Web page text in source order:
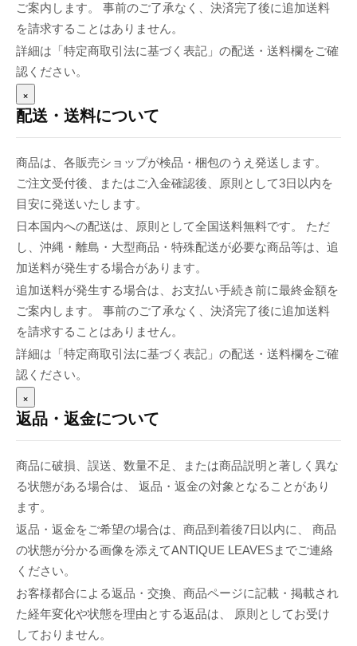
ご案内します。 事前のご了承なく、決済完了後に追加送料
を請求することはありません。
詳細は「特定商取引法に基づく表記」の配送・送料欄をご確
認ください。
×
配送・送料について
商品は、各販売ショップが検品・梱包のうえ発送します。
ご注文受付後、またはご入金確認後、原則として3日以内を
目安に発送いたします。
日本国内への配送は、原則として全国送料無料です。 ただ
し、沖縄・離島・大型商品・特殊配送が必要な商品等は、追
加送料が発生する場合があります。
追加送料が発生する場合は、お支払い手続き前に最終金額を
ご案内します。 事前のご了承なく、決済完了後に追加送料
を請求することはありません。
詳細は「特定商取引法に基づく表記」の配送・送料欄をご確
認ください。
×
返品・返金について
商品に破損、誤送、数量不足、または商品説明と著しく異な
る状態がある場合は、 返品・返金の対象となることがあり
ます。
返品・返金をご希望の場合は、商品到着後7日以内に、 商品
の状態が分かる画像を添えてANTIQUE LEAVESまでご連絡
ください。
お客様都合による返品・交換、商品ページに記載・掲載され
た経年変化や状態を理由とする返品は、 原則としてお受け
しておりません。